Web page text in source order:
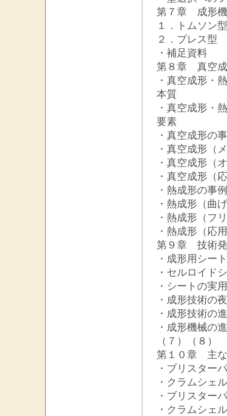
第７章 成
１．トムソン型
２．プレス型
・補足資料
第８章 真空成
・真空成形・
本質
・真空成形・
要素
・真空成形の
・真空成形（
・真空成形（
・真空成形（
・熱成形の事
・熱成形（曲
・熱成形（フ
・熱成形（応
第９章 技術
・成形用シー
・セルロイド
・シートの実
・成形技術の
・成形技術の
・成形機械の
（７）（８）
第１０章 主な
・ブリスター
・クラムシェ
・ブリスター
・クラムシェ